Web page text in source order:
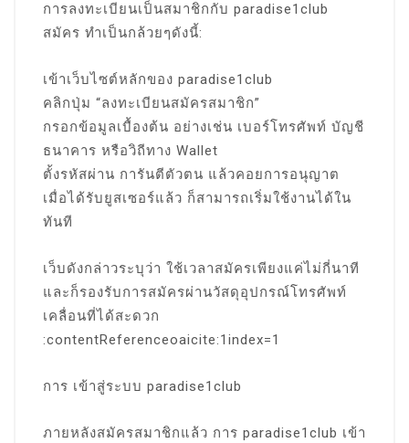
การลงทะเบียนเป็นสมาชิกกับ paradise1club
สมัคร ทำเป็นกล้วยๆดังนี้:
เข้าเว็บไซต์หลักของ paradise1club
คลิกปุ่ม “ลงทะเบียนสมัครสมาชิก”
กรอกข้อมูลเบื้องต้น อย่างเช่น เบอร์โทรศัพท์ บัญชี
ธนาคาร หรือวิถีทาง Wallet
ตั้งรหัสผ่าน การันตีตัวตน แล้วคอยการอนุญาต
เมื่อได้รับยูสเซอร์แล้ว ก็สามารถเริ่มใช้งานได้ใน
ทันที
เว็บดังกล่าวระบุว่า ใช้เวลาสมัครเพียงแค่ไม่กี่นาที
และก็รองรับการสมัครผ่านวัสดุอุปกรณ์โทรศัพท์
เคลื่อนที่ได้สะดวก
:contentReferenceoaicite:1index=1
การ เข้าสู่ระบบ paradise1club
ภายหลังสมัครสมาชิกแล้ว การ paradise1club เข้า